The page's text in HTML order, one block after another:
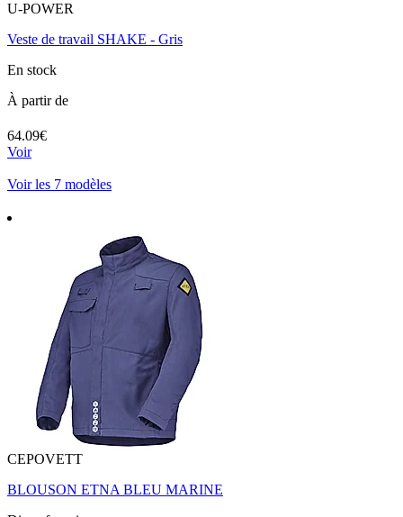
U-POWER
Veste de travail SHAKE - Gris
En stock
À partir de
64.09€
Voir
Voir les 7 modèles
CEPOVETT
BLOUSON ETNA BLEU MARINE